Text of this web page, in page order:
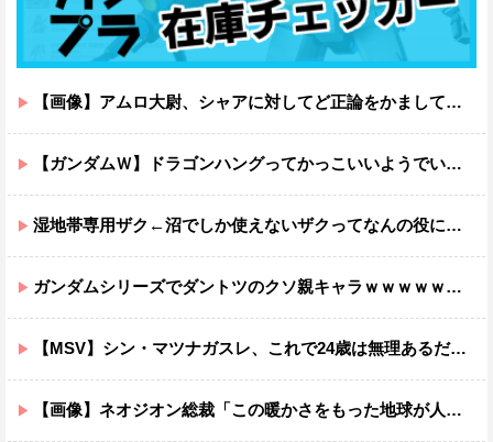
【画像】アムロ大尉、シャアに対してど正論をかましてしまうｗｗｗｗｗｗｗｗｗｗ
【ガンダムＷ】ドラゴンハングってかっこいいようでいて実は全然かっこよくないのでは？
湿地帯専用ザク←沼でしか使えないザクってなんの役に立つ設定なんだ？
ガンダムシリーズでダントツのクソ親キャラｗｗｗｗｗｗｗｗｗｗｗｗ
【MSV】シン・マツナガスレ、これで24歳は無理あるだろ…
【画像】ネオジオン総裁「この暖かさをもった地球が人間さえ破壊するんだ（汗だく）」